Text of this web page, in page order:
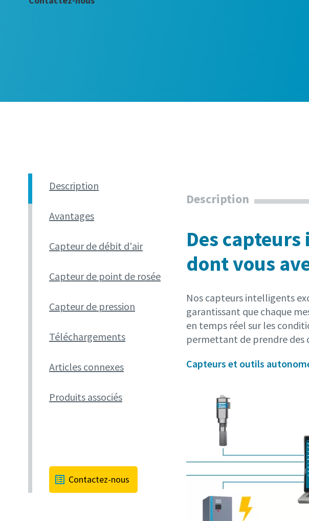
Description
Avantages
Capteur de débit d'air
Capteur de point de rosée
Capteur de pression
Téléchargements
Articles connexes
Produits associés
Contactez-nous
Description
Des
dont vous
Nos capteurs intelligents
garantissant que chaque
en temps réel sur les
permettant de prendre des
Capteurs et outils